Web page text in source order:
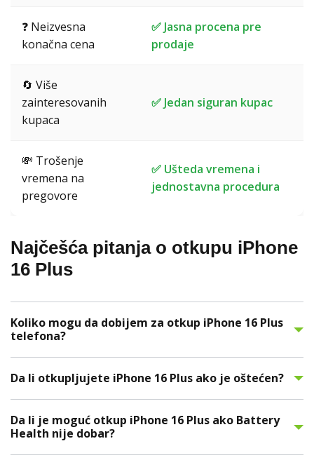
❓ Neizvesna
konačna cena
✅ Jasna procena pre
prodaje
🔄 Više
zainteresovanih
kupaca
✅ Jedan siguran kupac
💸 Trošenje
vremena na
pregovore
✅ Ušteda vremena i
jednostavna procedura
Najčešća pitanja o otkupu iPhone
16 Plus
Koliko mogu da dobijem za otkup iPhone 16 Plus
telefona?
Da li otkupljujete iPhone 16 Plus ako je oštećen?
Da li je moguć otkup iPhone 16 Plus ako Battery
Health nije dobar?